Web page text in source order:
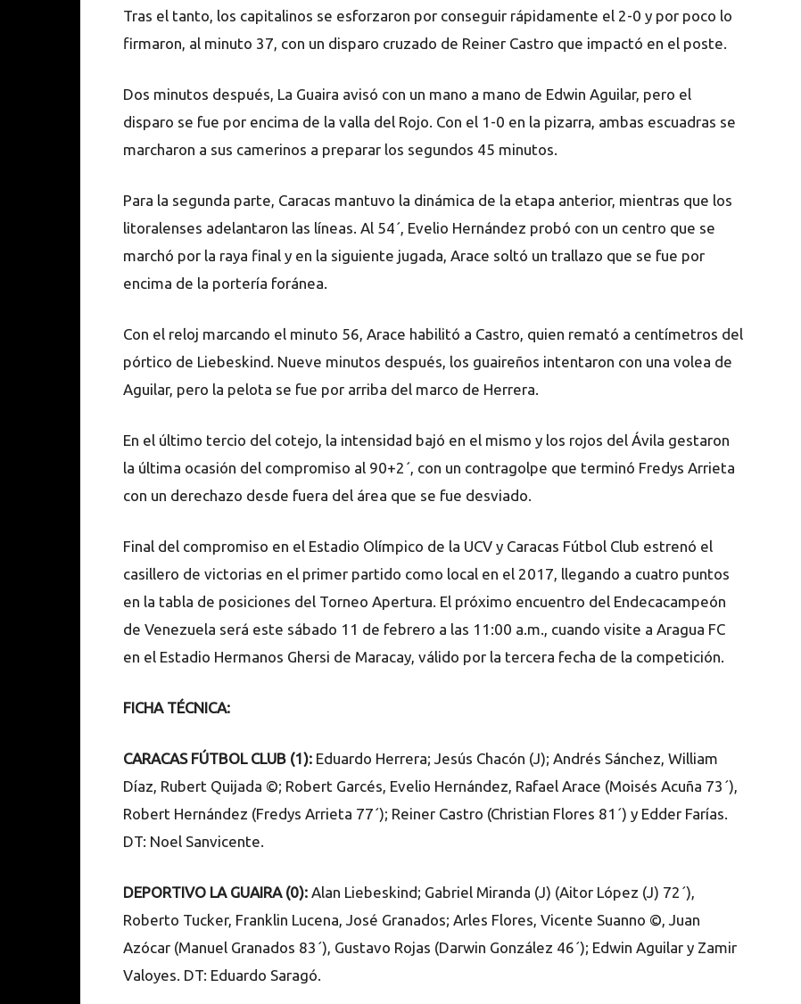
Tras el tanto, los capitalinos se esforzaron por conseguir rápidamente el 2-0 y por poco lo
firmaron, al minuto 37, con un disparo cruzado de Reiner Castro que impactó en el poste.
Dos minutos después, La Guaira avisó con un mano a mano de Edwin Aguilar, pero el
disparo se fue por encima de la valla del Rojo. Con el 1-0 en la pizarra, ambas escuadras se
marcharon a sus camerinos a preparar los segundos 45 minutos.
Para la segunda parte, Caracas mantuvo la dinámica de la etapa anterior, mientras que los
litoralenses adelantaron las líneas. Al 54´, Evelio Hernández probó con un centro que se
marchó por la raya final y en la siguiente jugada, Arace soltó un trallazo que se fue por
encima de la portería foránea.
Con el reloj marcando el minuto 56, Arace habilitó a Castro, quien remató a centímetros del
pórtico de Liebeskind. Nueve minutos después, los guaireños intentaron con una volea de
Aguilar, pero la pelota se fue por arriba del marco de Herrera.
En el último tercio del cotejo, la intensidad bajó en el mismo y los rojos del Ávila gestaron
la última ocasión del compromiso al 90+2´, con un contragolpe que terminó Fredys Arrieta
con un derechazo desde fuera del área que se fue desviado.
Final del compromiso en el Estadio Olímpico de la UCV y Caracas Fútbol Club estrenó el
casillero de victorias en el primer partido como local en el 2017, llegando a cuatro puntos
en la tabla de posiciones del Torneo Apertura. El próximo encuentro del Endecacampeón
de Venezuela será este sábado 11 de febrero a las 11:00 a.m., cuando visite a Aragua FC
en el Estadio Hermanos Ghersi de Maracay, válido por la tercera fecha de la competición.
FICHA TÉCNICA:
CARACAS FÚTBOL CLUB (1): Eduardo Herrera; Jesús Chacón (J); Andrés Sánchez, William
Díaz, Rubert Quijada ©; Robert Garcés, Evelio Hernández, Rafael Arace (Moisés Acuña 73´),
Robert Hernández (Fredys Arrieta 77´); Reiner Castro (Christian Flores 81´) y Edder Farías.
DT: Noel Sanvicente.
DEPORTIVO LA GUAIRA (0): Alan Liebeskind; Gabriel Miranda (J) (Aitor López (J) 72´),
Roberto Tucker, Franklin Lucena, José Granados; Arles Flores, Vicente Suanno ©, Juan
Azócar (Manuel Granados 83´), Gustavo Rojas (Darwin González 46´); Edwin Aguilar y Zamir
Valoyes. DT: Eduardo Saragó.